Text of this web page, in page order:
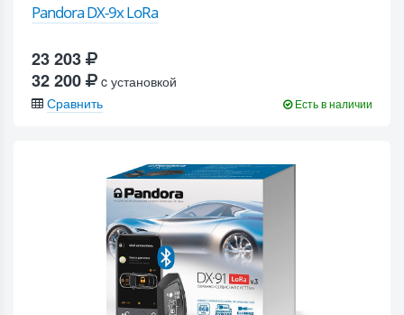
Pandora DX-9x LoRa
23 203
32 200
c установкой
Сравнить
Есть в наличии